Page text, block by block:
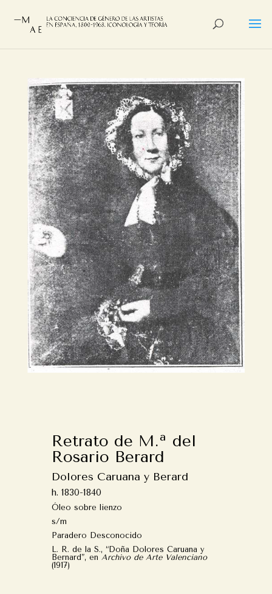
Retrato de M.ª del
Rosario Berard
Dolores Caruana y Berard
h. 1830-1840
Óleo sobre lienzo
s/m
Paradero Desconocido
L. R. de la S., “Doña Dolores Caruana y
Bernard”, en Archivo de Arte Valenciano
(1917)